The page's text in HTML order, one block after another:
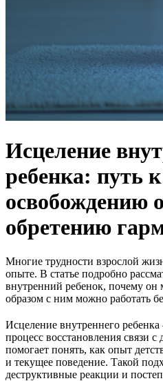
Исцеление
ребенка: путь к
освобождению
обретению
Многие трудности взрослой
опыте. В статье подробно
внутренний ребенок, почему он
образом с ним можно работать
Исцеление внутреннего
процесс восстановления связи
помогает понять, как опыт
и текущее поведение. Такой
деструктивные реакции и